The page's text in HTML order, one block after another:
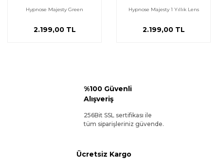
Hypnose Majesty Green
2.199,00 TL
Hypnose Majesty 1 Yıllık Lens
2.199,00 TL
%100 Güvenli
Alışveriş
256Bit SSL sertifikası ile
tüm siparişleriniz güvende.
Ücretsiz Kargo